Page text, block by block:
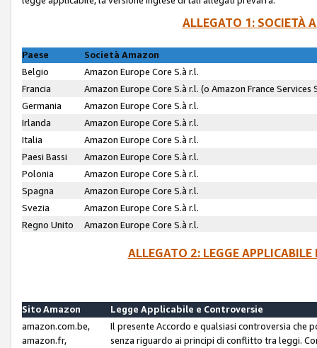
ALLEGATO 1: SOCIETÀ
Paese
Società Amazon
Belgio
Amazon Europe Core S.à r.l.
Francia
Amazon Europe Core S.à r.l. (o Amazon France
Germania
Amazon Europe Core S.à r.l.
Irlanda
Amazon Europe Core S.à r.l.
Italia
Amazon Europe Core S.à r.l.
Paesi Bassi
Amazon Europe Core S.à r.l.
Polonia
Amazon Europe Core S.à r.l.
Spagna
Amazon Europe Core S.à r.l.
Svezia
Amazon Europe Core S.à r.l.
Regno Unito
Amazon Europe Core S.à r.l.
ALLEGATO 2: LEGGE
Sito Amazon
Legge Applicabile e Controversie
amazon.com.be,
amazon.fr,
Il presente Accordo e qualsiasi controversia che
senza riguardo ai principi di conflitto tra leggi.